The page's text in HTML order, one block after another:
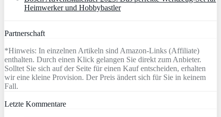
Heimwerker und Hobbybastler
Partnerschaft
*Hinweis: In einzelnen Artikeln sind Amazon-Links (Affiliate)
enthalten. Durch einen Klick gelangen Sie direkt zum Anbieter.
Solltet Sie sich auf der Seite für einen Kauf entscheiden, erhalten
wir eine kleine Provision. Der Preis ändert sich für Sie in keinem
Fall.
Letzte Kommentare